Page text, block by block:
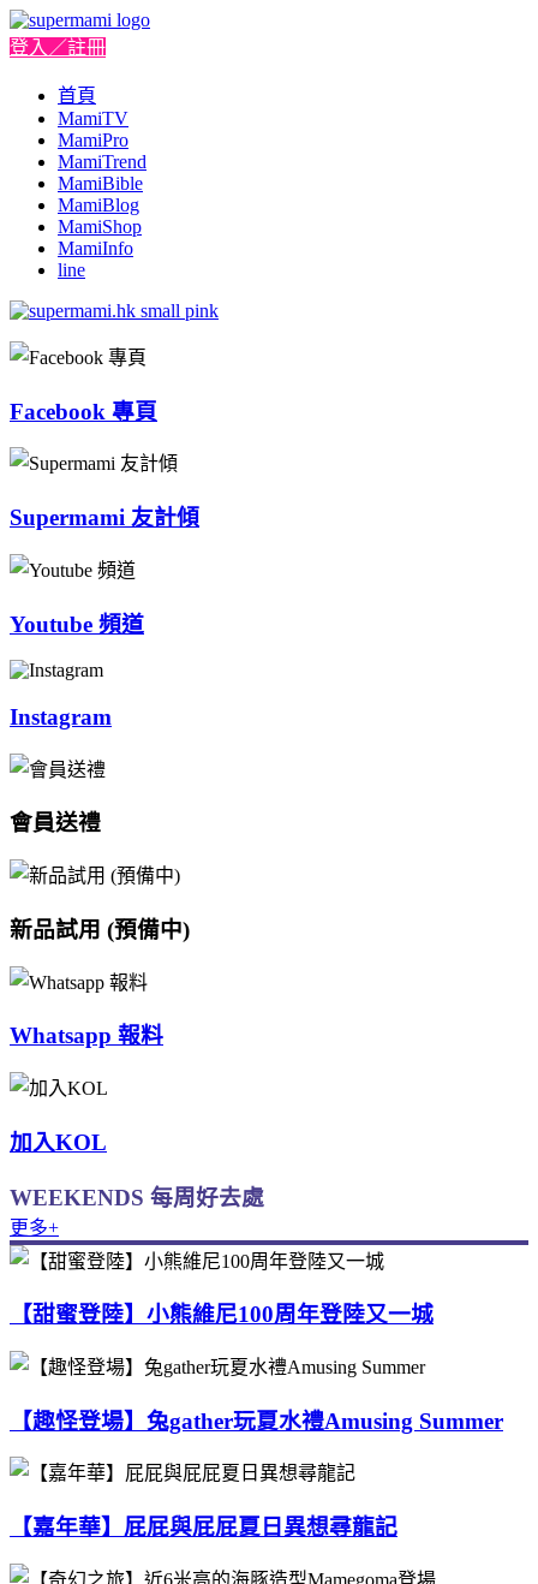
登入／註冊
首頁
MamiTV
MamiPro
MamiTrend
MamiBible
MamiBlog
MamiShop
MamiInfo
line
Facebook 專頁
Supermami 友計傾
Youtube 頻道
Instagram
會員送禮
新品試用 (預備中)
Whatsapp 報料
加入KOL
WEEKENDS 每周好去處
更多+
【甜蜜登陸】小熊維尼100周年登陸又一城
【趣怪登場】兔gather玩夏水禮Amusing Summer
【嘉年華】屁屁與屁屁夏日異想尋龍記